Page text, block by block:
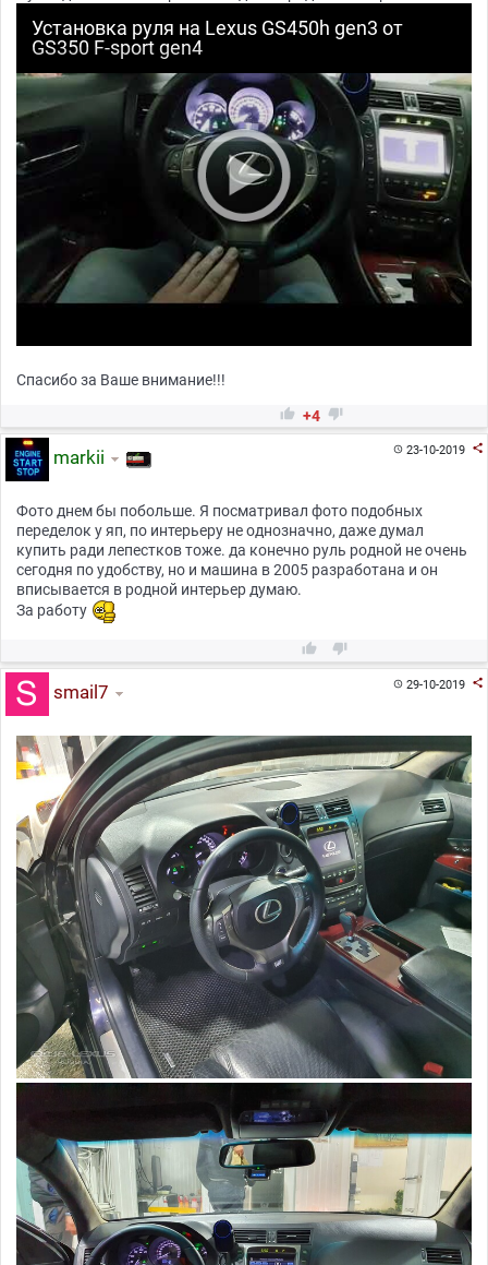
Установка руля на Lexus GS450h gen3 от
GS350 F-sport gen4
Спасибо за Ваше внимание!!!
 +4 
23-10-2019 
markii
Фото днем бы побольше. Я посматривал фото подобных
переделок у яп, по интерьеру не однозначно, даже думал
купить ради лепестков тоже. да конечно руль родной не очень
сегодня по удобству, но и машина в 2005 разработана и он
вписывается в родной интерьер думаю.
За работу
 
29-10-2019 
smail7